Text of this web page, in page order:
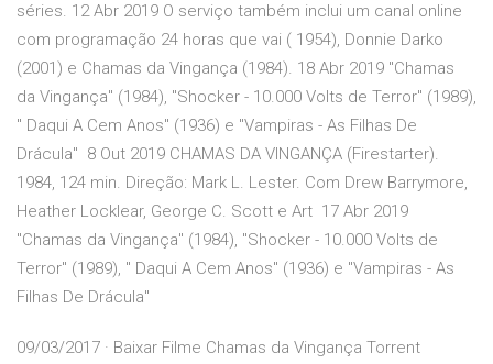
séries. 12 Abr 2019 O serviço também inclui um canal online
com programação 24 horas que vai ( 1954), Donnie Darko
(2001) e Chamas da Vingança (1984). 18 Abr 2019 "Chamas
da Vingança" (1984), "Shocker - 10.000 Volts de Terror" (1989),
" Daqui A Cem Anos" (1936) e "Vampiras - As Filhas De
Drácula" 8 Out 2019 CHAMAS DA VINGANÇA (Firestarter).
1984, 124 min. Direção: Mark L. Lester. Com Drew Barrymore,
Heather Locklear, George C. Scott e Art 17 Abr 2019
"Chamas da Vingança" (1984), "Shocker - 10.000 Volts de
Terror" (1989), " Daqui A Cem Anos" (1936) e "Vampiras - As
Filhas De Drácula"
09/03/2017 · Baixar Filme Chamas da Vingança Torrent